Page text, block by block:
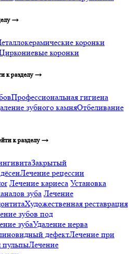
→
коронки
коронки
к разделу →
Профессиональная гигиена
зубного камняОтбеливание
к разделу →
Закрытый
Лечение рецессии
Лечение кариеса Установка
зуба Лечение
Художественная реставрация
зубов под
зубаУдаление нерва
дефектЛечение при
пульпыЛечение